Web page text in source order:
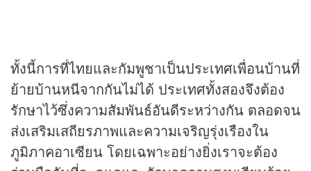
ทั้งนี้การที่ไทยและกัมพูชาเป็นประเทศเพื่อนบ้านที่
ย้ายบ้านหนีจากกันไม่ได้ ประเทศทั้งสองจึงต้อง
รักษาไว้ซึ่งความสัมพันธ์อันดีระหว่างกัน ตลอดจน
ส่งเสริมเสถียรภาพและความเจริญรุ่งเรืองใน
ภูมิภาคอาเซียน โดยเฉพาะอย่างยิ่งเราจะต้อง